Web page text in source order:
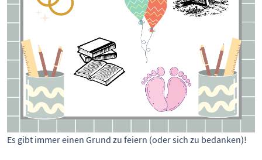
Es gibt immer einen Grund zu feiern (oder sich zu bedanken)!